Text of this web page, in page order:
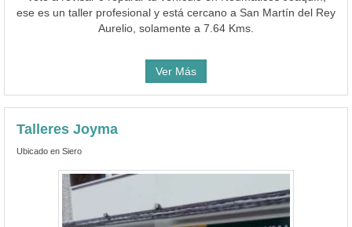
ese es un taller profesional y está cercano a San Martín del Rey
Aurelio, solamente a 7.64 Kms.
Ver Más
Talleres Joyma
Ubicado en Siero